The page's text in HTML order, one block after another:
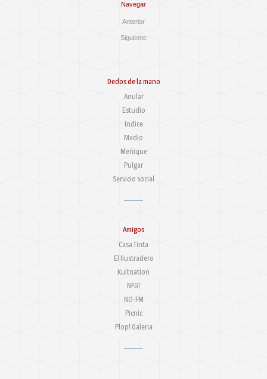
Navegar
Anterior
Siguiente
Dedos de la mano
Anular
Estudio
Indice
Medio
Meñique
Pulgar
Servicio social
Amigos
Casa Tinta
El Ilustradero
Kultnation
NFG!
NO-FM
Picnic
Plop! Galeria